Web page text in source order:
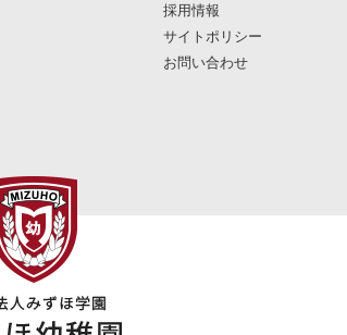
採用情報
サイトポリシー
お問い合わせ